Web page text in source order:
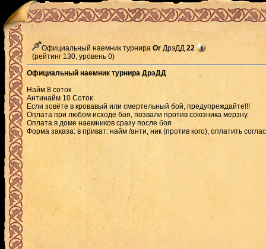
Официальный наемник турнира Or ДрэДД 22
(рейтинг 130, уровень 0)
Официальный наемник турнира ДрэДД
Найм 8 соток
Антинайм 10 Соток
Если зовёте в кровавый или смертельный бой, предупреждайте!!!
Оплата при любом исходе боя, позвали против союзника мерзну.
Оплата в доме наемников сразу после боя
Форма заказа: в приват: найм /анти, ник (против кого), оплатить